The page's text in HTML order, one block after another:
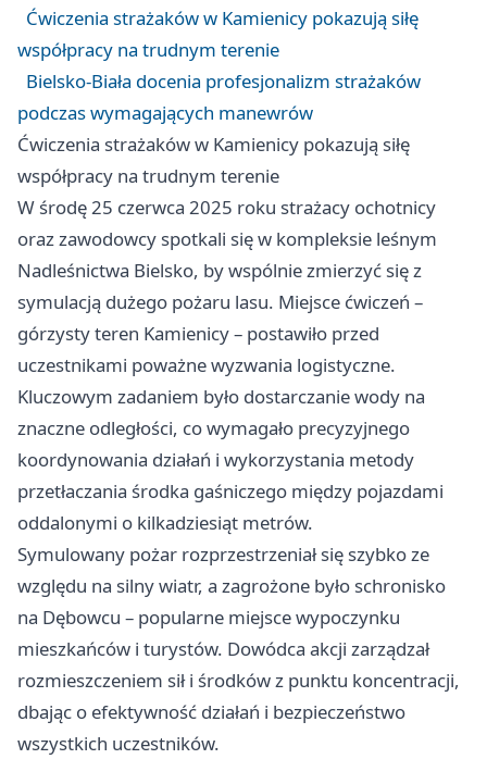
Ćwiczenia strażaków w Kamienicy pokazują siłę
współpracy na trudnym terenie
Bielsko-Biała docenia profesjonalizm strażaków
podczas wymagających manewrów
Ćwiczenia strażaków w Kamienicy pokazują siłę
współpracy na trudnym terenie
W środę 25 czerwca 2025 roku strażacy ochotnicy
oraz zawodowcy spotkali się w kompleksie leśnym
Nadleśnictwa Bielsko, by wspólnie zmierzyć się z
symulacją dużego pożaru lasu. Miejsce ćwiczeń –
górzysty teren Kamienicy – postawiło przed
uczestnikami poważne wyzwania logistyczne.
Kluczowym zadaniem było dostarczanie wody na
znaczne odległości, co wymagało precyzyjnego
koordynowania działań i wykorzystania metody
przetłaczania środka gaśniczego między pojazdami
oddalonymi o kilkadziesiąt metrów.
Symulowany pożar rozprzestrzeniał się szybko ze
względu na silny wiatr, a zagrożone było schronisko
na Dębowcu – popularne miejsce wypoczynku
mieszkańców i turystów. Dowódca akcji zarządzał
rozmieszczeniem sił i środków z punktu koncentracji,
dbając o efektywność działań i bezpieczeństwo
wszystkich uczestników.